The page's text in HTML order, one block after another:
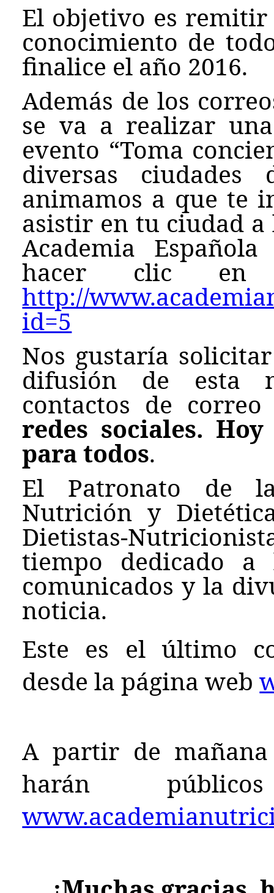
El objetivo es
conocimiento de
finalice el año 2016.
Además de los
se va a realizar
evento “Toma
diversas
animamos a que te
asistir en tu ciudad a
Academia
hacer clic en
http://
id=5
Nos gustaría
difusión de esta
contactos de
redes sociales.
para todos.
El Patronato de
Nutrición y
Dietistas-
tiempo dedicado
comunicados y la
noticia.
Este es el último
desde la página web
A partir de mañana
harán